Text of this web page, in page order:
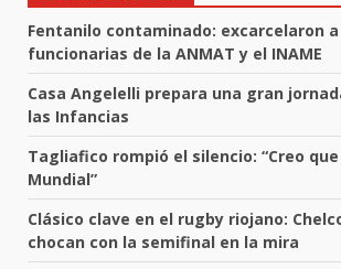
Fentanilo contaminado: excarcelaron
funcionarias de la ANMAT y el INAME
Casa Angelelli prepara una gran
las Infancias
Tagliafico rompió el silencio: “Creo
Mundial”
Clásico clave en el rugby riojano:
chocan con la semifinal en la mira